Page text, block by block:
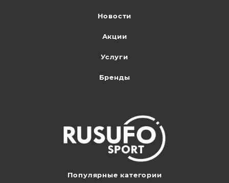
Новости
Акции
Услуги
Бренды
Популярные категории